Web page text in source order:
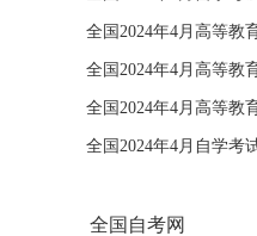
全国2024年4月高等教
全国2024年4月高等教
全国2024年4月自学考
全国自考网